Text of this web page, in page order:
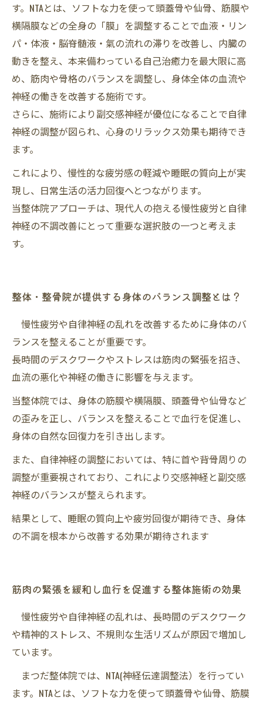
す。NTAとは、ソフトな力を使って頭蓋骨や仙骨、筋膜や
横隔膜などの全身の「膜」を調整することで血液・リン
パ・体液・脳脊髄液・氣の流れの滞りを改善し、内臓の
動きを整え、本来備わっている自己治癒力を最大限に高
め、筋肉や骨格のバランスを調整し、身体全体の血流や
神経の働きを改善する施術です。
さらに、施術により副交感神経が優位になることで自律
神経の調整が図られ、心身のリラックス効果も期待でき
ます。
これにより、慢性的な疲労感の軽減や睡眠の質向上が実
現し、日常生活の活力回復へとつながります。
当整体院アプローチは、現代人の抱える慢性疲労と自律
神経の不調改善にとって重要な選択肢の一つと考えま
す。
整体・整骨院が提供する身体のバランス調整とは？
慢性疲労や自律神経の乱れを改善するために身体のバ
ランスを整えることが重要です。
長時間のデスクワークやストレスは筋肉の緊張を招き、
血流の悪化や神経の働きに影響を与えます。
当整体院では、身体の筋膜や横隔膜、頭蓋骨や仙骨など
の歪みを正し、バランスを整えることで血行を促進し、
身体の自然な回復力を引き出します。
また、自律神経の調整においては、特に首や背骨周りの
調整が重要視されており、これにより交感神経と副交感
神経のバランスが整えられます。
結果として、睡眠の質向上や疲労回復が期待でき、身体
の不調を根本から改善する効果が期待されます
筋肉の緊張を緩和し血行を促進する整体施術の効果
慢性疲労や自律神経の乱れは、長時間のデスクワーク
や精神的ストレス、不規則な生活リズムが原因で増加し
ています。
まつだ整体院では、NTA(神経伝達調整法）を行ってい
ます。NTAとは、ソフトな力を使って頭蓋骨や仙骨、筋膜